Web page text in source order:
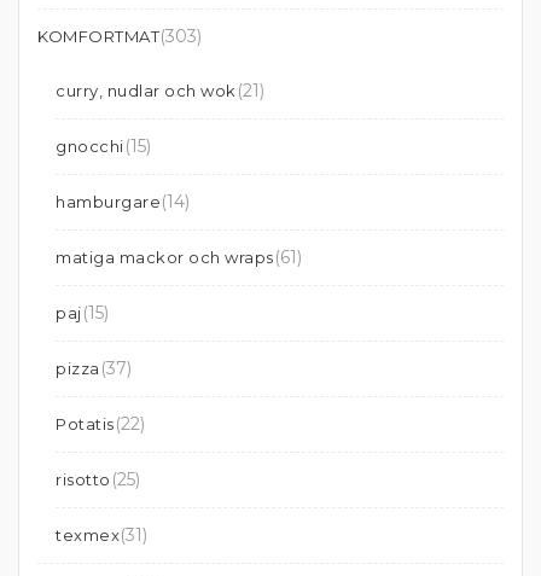
KOMFORTMAT(303)
curry, nudlar och wok (21)
gnocchi(15)
hamburgare(14)
matiga mackor och wraps(61)
paj(15)
pizza (37)
Potatis(22)
risotto (25)
texmex(31)